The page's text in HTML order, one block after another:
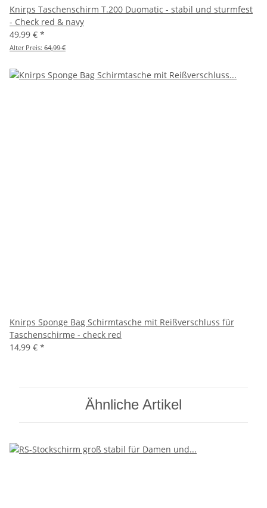
Knirps Taschenschirm T.200 Duomatic - stabil und sturmfest
- Check red & navy
49,99 € *
Alter Preis: 64,99 €
Knirps Sponge Bag Schirmtasche mit Reißverschluss für
Taschenschirme - check red
14,99 € *
Ähnliche Artikel